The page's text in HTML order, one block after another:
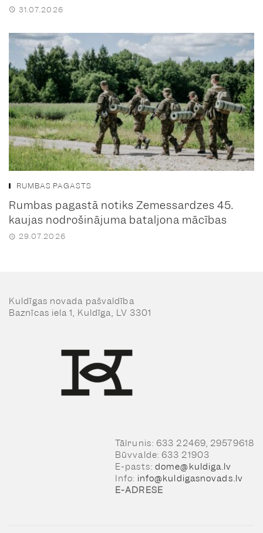
31.07.2026
RUMBAS PAGASTS
Rumbas pagastā notiks Zemessardzes 45.
kaujas nodrošinājuma bataljona mācības
29.07.2026
Kuldīgas novada pašvaldība
Baznīcas iela 1, Kuldīga, LV 3301
Tālrunis: 633 22469, 29579618
Būvvalde: 633 21903
E-pasts: dome@kuldiga.lv
Info: info@kuldigasnovads.lv
E-ADRESE